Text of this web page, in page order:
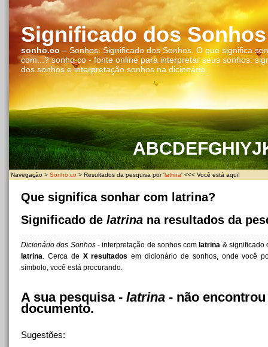
Significado dos Sonhos
sonho.co – Sonhos. Significado dos Sonhos. O que significa
com...? sonho.co - fonte online para interpretar seus sonhos:
dos sonhos e interpretação sonhos na dicionário.
ABCDEFGHIYJ
Navegação > Sonho.co > Resultados da pesquisa por 'latrina' <<< Você está aqui!
Que significa sonhar com latrina?
Significado de latrina na resultados da
Dicionário dos Sonhos- interpretação de sonhos com latrina & significado
latrina. Cerca de X resultados em dicionário de sonhos, onde você
símbolo, você está procurando.
A sua pesquisa - latrina - não
documento.
Sugestões: